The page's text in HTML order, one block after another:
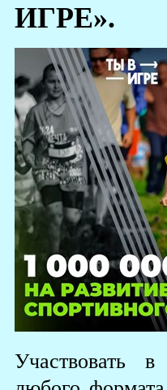
ИГРЕ».
Участвовать